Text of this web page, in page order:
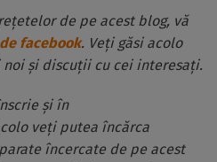
de pe acest blog, vă
facebook. Veți găsi acolo
și discuții cu cei interesați.
și în
veți putea încărca
încercate de pe acest